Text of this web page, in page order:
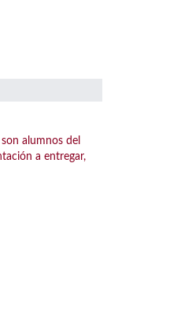
alumnos del
a entregar,